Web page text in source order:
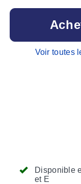
Disponible
et E
Voir toutes